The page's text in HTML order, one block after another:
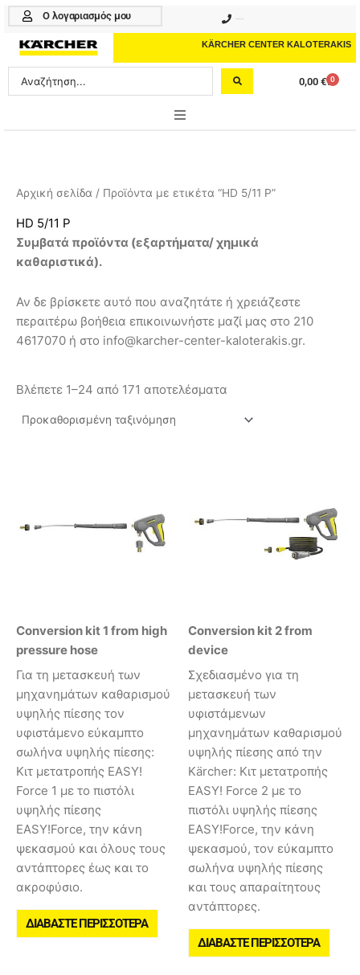
Μετάβαση
περιεχόμενο
Ο λογαριασμός μου
KÄRCHER CENTER KALOTERAKIS
Search
...
0,00 € 0
Cart
PROFESSIONAL
ΑΞΕΣΟΥΑΡ
ΥΠΗΡΕΣΙΕΣ-ΝΕΑ-ΛΥΣΕΙΣ
Αρχική σελίδα / Προϊόντα με ετικέτα “HD 5/11 P”
HD 5/11 P
Συμβατά προϊόντα (εξαρτήματα/ χημικά
καθαριστικά).
Αν δε βρίσκετε αυτό που αναζητάτε ή χρειάζεστε
περαιτέρω βοήθεια επικοινωνήστε μαζί μας στο 210
4617070 ή στο info@karcher-center-kaloterakis.gr.
Βλέπετε 1–24 από 171 αποτελέσματα
Conversion kit 1 from high
pressure hose
Για τη μετασκευή των
μηχανημάτων καθαρισμού
υψηλής πίεσης τον
υφιστάμενο εύκαμπτο
σωλήνα υψηλής πίεσης:
Κιτ μετατροπής EASY!
Force 1 με το πιστόλι
υψηλής πίεσης
EASY!Force, την κάνη
ψεκασμού και όλους τους
αντάπτορες έως και το
ακροφύσιο.
ΔΙΑΒΆΣΤΕ ΠΕΡΙΣΣΌΤΕΡΑ
Conversion kit 2 from
device
Σχεδιασμένο για τη
μετασκευή των
υφιστάμενων
μηχανημάτων καθαρισμού
υψηλής πίεσης από την
Kärcher: Κιτ μετατροπής
EASY! Force 2 με το
πιστόλι υψηλής πίεσης
EASY!Force, την κάνη
ψεκασμού, τον εύκαμπτο
σωλήνα υψηλής πίεσης
και τους απαραίτητους
αντάπτορες.
ΔΙΑΒΆΣΤΕ ΠΕΡΙΣΣΌΤΕΡΑ